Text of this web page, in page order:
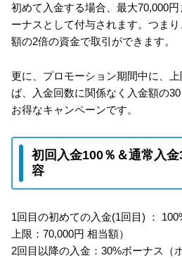
初めて入金する場合、最大70,000
ーナスとして付与されます。つま
額の2倍の資金で取引ができます。
更に、プロモーション期間中に、
ば、入金回数に関係なく入金額の
お得なキャンペーンです。
初回入金100％＆通常入
容
1回目の初めての入金(1回目) ：
上限：70,000円 相当額）
2回目以降の入金：30%ボーナス（